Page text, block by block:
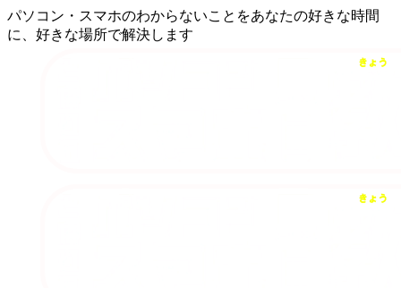
パソコン・スマホのわからないことをあなたの好きな時間
に、好きな場所で解決します